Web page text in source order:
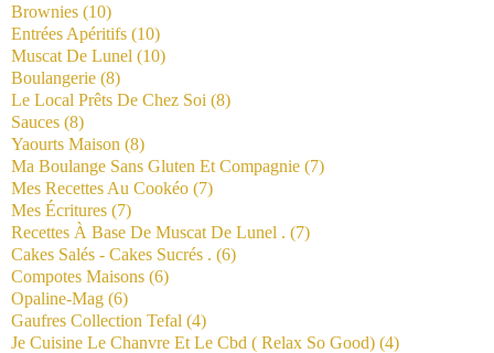
Brownies (10)
Entrées Apéritifs (10)
Muscat De Lunel (10)
Boulangerie (8)
Le Local Prêts De Chez Soi (8)
Sauces (8)
Yaourts Maison (8)
Ma Boulange Sans Gluten Et Compagnie (7)
Mes Recettes Au Cookéo (7)
Mes Écritures (7)
Recettes À Base De Muscat De Lunel . (7)
Cakes Salés - Cakes Sucrés . (6)
Compotes Maisons (6)
Opaline-Mag (6)
Gaufres Collection Tefal (4)
Je Cuisine Le Chanvre Et Le Cbd ( Relax So Good) (4)